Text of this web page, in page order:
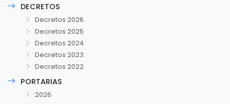
DECRETOS
Decretos 2026
Decretos 2025
Decretos 2024
Decretos 2023
Decretos 2022
PORTARIAS
2026